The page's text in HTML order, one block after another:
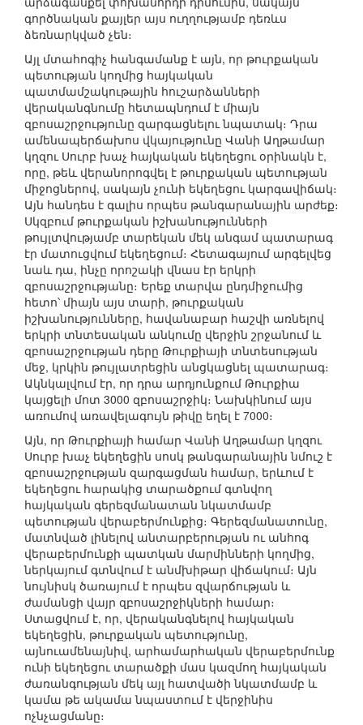
գործնական քայլեր այս ուղղությամբ դեռևս
ձեռնարկված չեն։
Այլ մտահոգիչ հանգամանք է այն, որ թուրքական
պետության կողմից հայկական
պատմամշակութային հուշարձանների
վերականգնումը հետապնդում է միայն
զբոսաշրջությունը զարգացնելու նպատակ։ Դրա
ամենապերճախոս վկայությունը Վանի Աղթամար
կղզու Սուրբ խաչ հայկական եկեղեցու օրինակն է,
որը, թեև վերանորոգվել է թուրքական պետության
միջոցներով, սակայն չունի եկեղեցու կարգավիճակ։
Այն հանդես է գալիս որպես թանգարանային արժեք։
Սկզբում թուրքական իշխանությունների
թույլտվությամբ տարեկան մեկ անգամ պատարագ
էր մատուցվում եկեղեցում։ Հետագայում արգելվեց
նաև դա, ինչը որոշակի վնաս էր երկրի
զբոսաշրջությանը։ Երեք տարվա ընդմիջումից
հետո՝ միայն այս տարի, թուրքական
իշխանությունները, հավանաբար հաշվի առնելով
երկրի տնտեսական անկումը վերջին շրջանում և
զբոսաշրջության դերը Թուրքիայի տնտեսության
մեջ, կրկին թույլատրեցին անցկացնել պատարագ։
Ակնկալվում էր, որ դրա արդյունքում Թուրքիա
կայցելի մոտ 3000 զբոսաշրջիկ։ Նախկինում այս
առումով առավելագույն թիվը եղել է 7000։
Այն, որ Թուրքիայի համար Վանի Աղթամար կղզու
Սուրբ խաչ եկեղեցին սոսկ թանգարանային նմուշ է
զբոսաշրջության զարգացման համար, երևում է
եկեղեցու հարակից տարածքում գտնվող
հայկական գերեզմանատան նկատմամբ
պետության վերաբերմունքից։ Գերեզմանատունը,
մատնված լինելով անտարբերության ու անհոգ
վերաբերմունքի պատկան մարմինների կողմից,
ներկայում գտնվում է անմխիթար վիճակում։ Այն
նույնիսկ ծառայում է որպես զվարճության և
ժամանցի վայր զբոսաշրջիկների համար։
Ստացվում է, որ, վերականգնելով հայկական
եկեղեցին, թուրքական պետությունը,
այնուամենայնիվ, արհամարհական վերաբերմունք
ունի եկեղեցու տարածքի մաս կազմող հայկական
ժառանգության մեկ այլ հատվածի նկատմամբ և
կամա թե ակամա նպաստում է վերջինիս
ոչնչացմանը։